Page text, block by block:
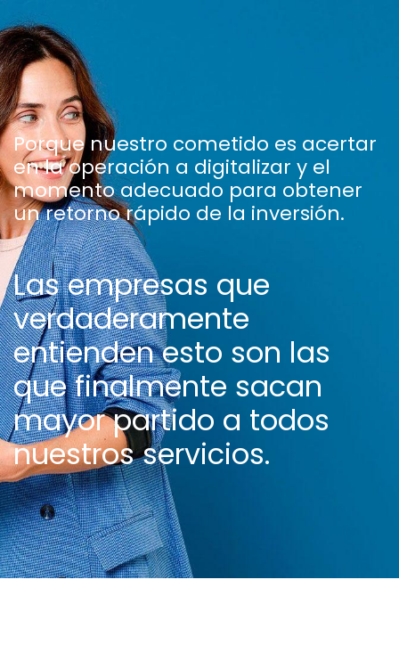
Porque nuestro cometido es acertar
en la operación a digitalizar y el
momento adecuado para obtener
un retorno rápido de la inversión.
Las empresas que
verdaderamente
entienden esto son las
que finalmente sacan
mayor partido a todos
nuestros servicios.